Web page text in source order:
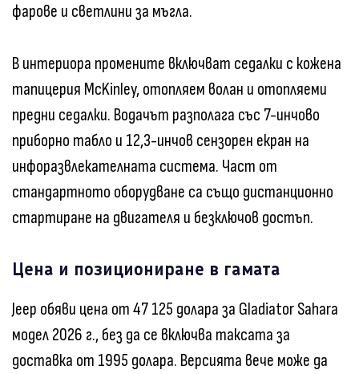
фарове и светлини за мъгла.
В интериора промените включват седалки с кожена
тапицерия McKinley, отопляем волан и отопляеми
предни седалки. Водачът разполага със 7-инчово
приборно табло и 12,3-инчов сензорен екран на
инфоразвлекателната система. Част от
стандартното оборудване са също дистанционно
стартиране на двигателя и безключов достъп.
Цена и позициониране в гамата
Jeep обяви цена от 47 125 долара за Gladiator Sahara
модел 2026 г., без да се включва таксата за
доставка от 1995 долара. Версията вече може да